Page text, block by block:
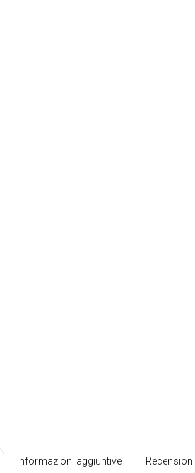
Informazioni aggiuntive